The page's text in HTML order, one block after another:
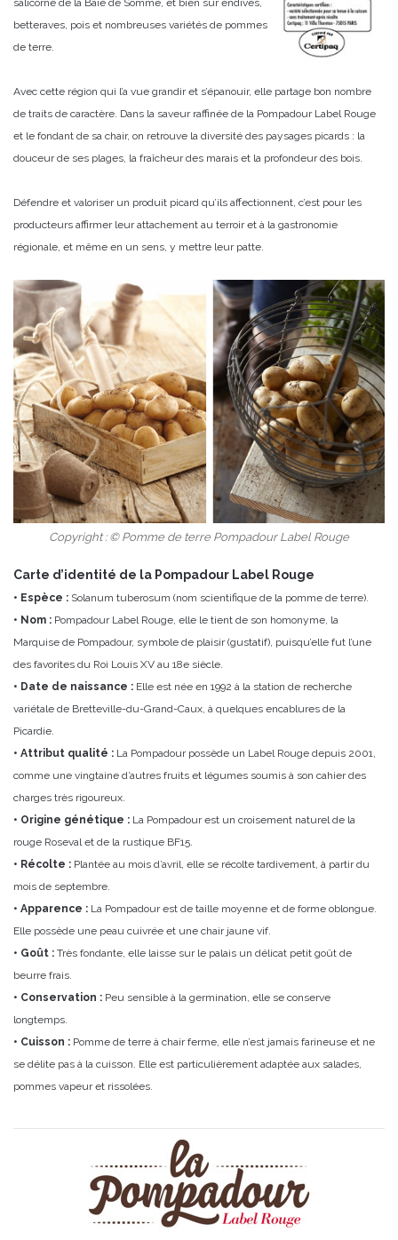
salicorne de la Baie de Somme, et bien sûr endives,
betteraves, pois et nombreuses variétés de pommes
de terre.
Avec cette région qui l’a vue grandir et s’épanouir, elle partage bon nombre
de traits de caractère. Dans la saveur raffinée de la Pompadour Label Rouge
et le fondant de sa chair, on retrouve la diversité des paysages picards : la
douceur de ses plages, la fraîcheur des marais et la profondeur des bois.
Défendre et valoriser un produit picard qu’ils affectionnent, c’est pour les
producteurs affirmer leur attachement au terroir et à la gastronomie
régionale, et même en un sens, y mettre leur patte.
Copyright : © Pomme de terre Pompadour Label Rouge
Carte d’identité de la Pompadour Label Rouge
• Espèce : Solanum tuberosum (nom scientifique de la pomme de terre).
• Nom : Pompadour Label Rouge, elle le tient de son homonyme, la
Marquise de Pompadour, symbole de plaisir (gustatif), puisqu’elle fut l’une
des favorites du Roi Louis XV au 18e siècle.
• Date de naissance : Elle est née en 1992 à la station de recherche
variétale de Bretteville-du-Grand-Caux, à quelques encablures de la
Picardie.
• Attribut qualité : La Pompadour possède un Label Rouge depuis 2001,
comme une vingtaine d’autres fruits et légumes soumis à son cahier des
charges très rigoureux.
• Origine génétique : La Pompadour est un croisement naturel de la
rouge Roseval et de la rustique BF15.
• Récolte : Plantée au mois d’avril, elle se récolte tardivement, à partir du
mois de septembre.
• Apparence : La Pompadour est de taille moyenne et de forme oblongue.
Elle possède une peau cuivrée et une chair jaune vif.
• Goût : Très fondante, elle laisse sur le palais un délicat petit goût de
beurre frais.
• Conservation : Peu sensible à la germination, elle se conserve
longtemps.
• Cuisson : Pomme de terre à chair ferme, elle n’est jamais farineuse et ne
se délite pas à la cuisson. Elle est particulièrement adaptée aux salades,
pommes vapeur et rissolées.